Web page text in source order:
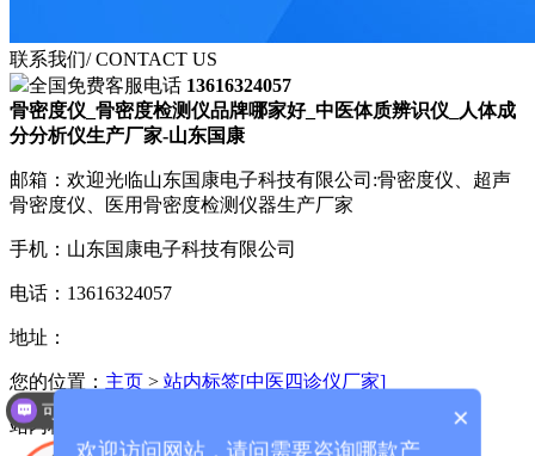
联系我们/ CONTACT US
全国免费客服电话 13616324057
骨密度仪_骨密度检测仪品牌哪家好_中医体质辨识仪_人体成
分分析仪生产厂家-山东国康
邮箱：欢迎光临山东国康电子科技有限公司:骨密度仪、超声
骨密度仪、医用骨密度检测仪器生产厂家
手机：山东国康电子科技有限公司
电话：13616324057
地址：
您的位置： 主页 > 站内标签[中医四诊仪厂家]
站内标签 ×
欢迎访问网站，请问需要咨询哪款产